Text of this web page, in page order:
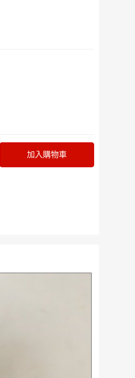
加入購物車